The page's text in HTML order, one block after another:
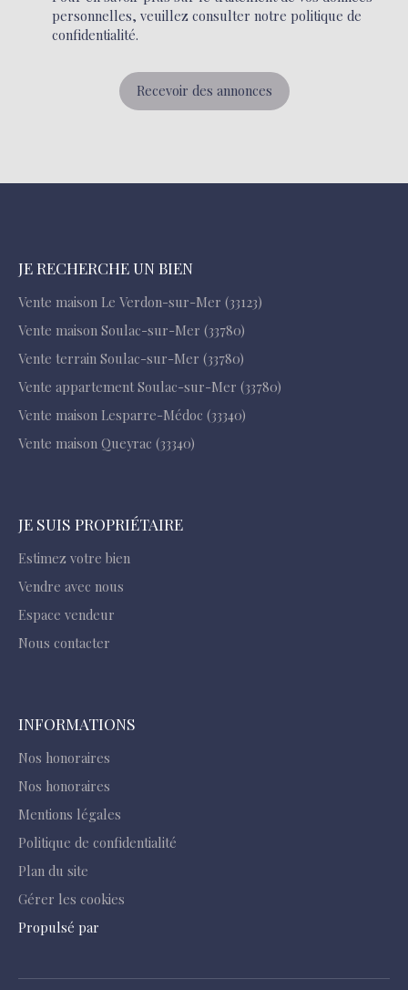
personnelles, veuillez consulter notre politique de
confidentialité.
Recevoir des annonces
JE RECHERCHE UN BIEN
Vente maison Le Verdon-sur-Mer (33123)
Vente maison Soulac-sur-Mer (33780)
Vente terrain Soulac-sur-Mer (33780)
Vente appartement Soulac-sur-Mer (33780)
Vente maison Lesparre-Médoc (33340)
Vente maison Queyrac (33340)
JE SUIS PROPRIÉTAIRE
Estimez votre bien
Vendre avec nous
Espace vendeur
Nous contacter
INFORMATIONS
Nos honoraires
Nos honoraires
Mentions légales
Politique de confidentialité
Plan du site
Gérer les cookies
Propulsé par